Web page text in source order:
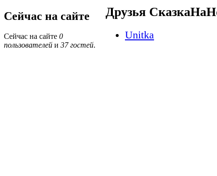
Сейчас на сайте
Сейчас на сайте 0
пользователей и 37 гостей.
Друзья
Unitka